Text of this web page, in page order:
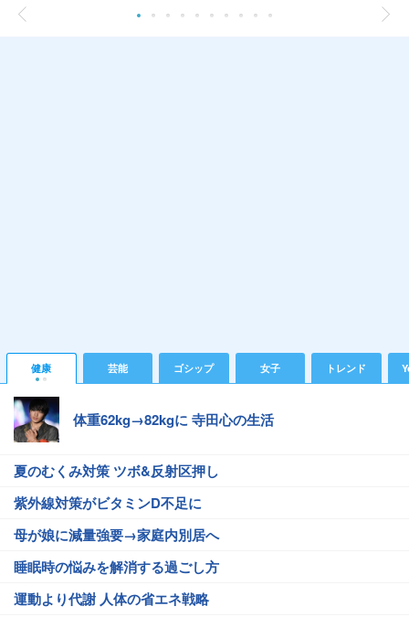
健康 芸能 ゴシップ 女子 トレンド
体重62kg→82kgに 寺田心の生活
夏のむくみ対策 ツボ&反射区押し
紫外線対策がビタミンD不足に
母が娘に減量強要→家庭内別居へ
睡眠時の悩みを解消する過ごし方
運動より代謝 人体の省エネ戦略